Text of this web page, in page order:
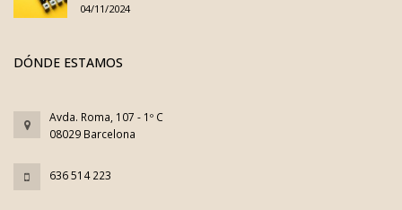
04/11/2024
DÓNDE ESTAMOS
Avda. Roma, 107 - 1º C
08029 Barcelona
636 514 223